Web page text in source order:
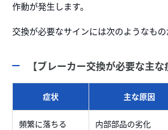
作動が発生します。
交換が必要なサインには次のようなもの
【ブレーカー交換が必要な主な
症状 主な原因
頻繁に落ちる 内部部品の劣化